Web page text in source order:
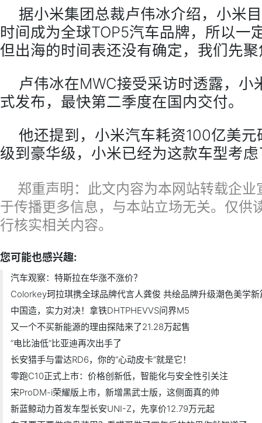
据小米集团总裁卢伟冰介绍，小米
时间成为全球TOP5汽车品牌，所以一
但出海的时间表还没有确定，我们先
卢伟冰在MWC接受采访时透露，小
式发布，最快第二季度在国内交付。
他还提到，小米汽车耗资100亿美
级到豪华级，小米已经为这款车型考
郑重声明：此文内容为本网站转载企业
于传播更多信息，与本站立场无关。仅供
行核实相关内容。
您可能也感兴趣:
汽车观察：特斯拉在华涨不涨价？
Colorkey珂拉琪携全球品牌代言人龚俊 共绘品牌升级潮色美学新
中国造，实力对决！拿铁DHTPHEVVS问界M5
又一个不买新能源的理由探陆来了21.28万起售
“电比油低”比亚迪再次出手了
长安猎手与雷达RD6，你的“心动皮卡”就是它！
零跑C10正式上市：价格创新低，智能化与安全性引关注
宋ProDM-i荣耀版上市，新增黑武士版，这侧面真的帅
新蓝鲸动力首发车型长安UNI-Z，先享价12.79万元起